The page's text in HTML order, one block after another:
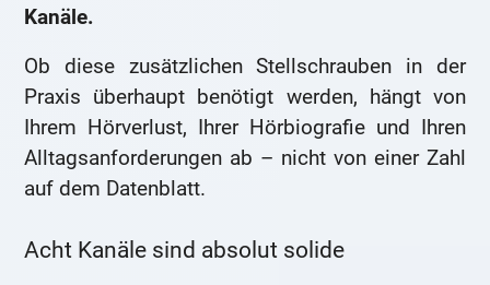
Kanäle.
Ob diese zusätzlichen Stellschrauben in der
Praxis überhaupt benötigt werden, hängt von
Ihrem Hörverlust, Ihrer Hörbiografie und Ihren
Alltagsanforderungen ab – nicht von einer Zahl
auf dem Datenblatt.
Acht Kanäle sind absolut solide